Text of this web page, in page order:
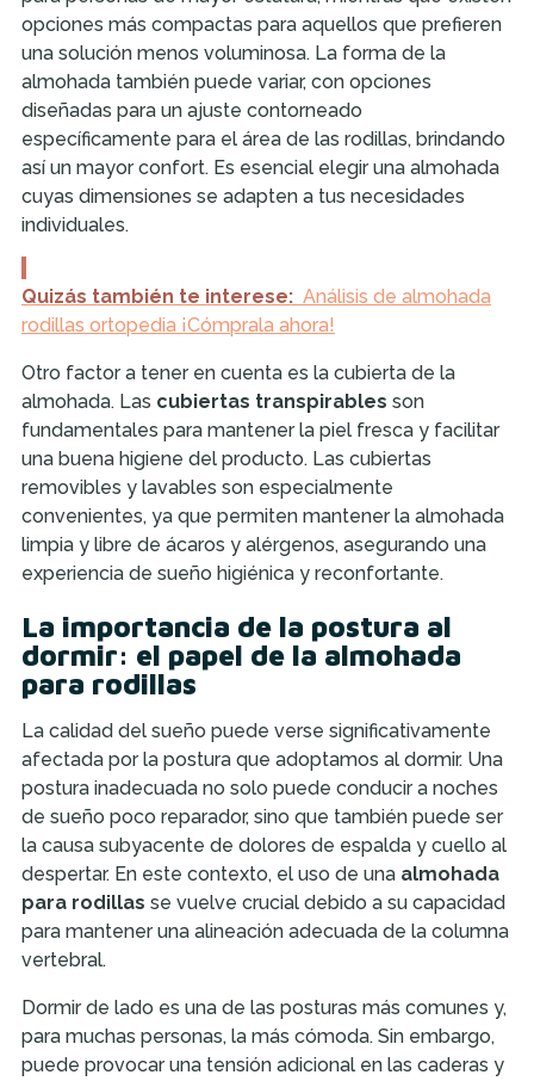
opciones más compactas para aquellos que prefieren
una solución menos voluminosa. La forma de la
almohada también puede variar, con opciones
diseñadas para un ajuste contorneado
específicamente para el área de las rodillas, brindando
así un mayor confort. Es esencial elegir una almohada
cuyas dimensiones se adapten a tus necesidades
individuales.
Quizás también te interese: Análisis de almohada
rodillas ortopedia ¡Cómprala ahora!
Otro factor a tener en cuenta es la cubierta de la
almohada. Las cubiertas transpirables son
fundamentales para mantener la piel fresca y facilitar
una buena higiene del producto. Las cubiertas
removibles y lavables son especialmente
convenientes, ya que permiten mantener la almohada
limpia y libre de ácaros y alérgenos, asegurando una
experiencia de sueño higiénica y reconfortante.
La importancia de la postura al
dormir: el papel de la almohada
para rodillas
La calidad del sueño puede verse significativamente
afectada por la postura que adoptamos al dormir. Una
postura inadecuada no solo puede conducir a noches
de sueño poco reparador, sino que también puede ser
la causa subyacente de dolores de espalda y cuello al
despertar. En este contexto, el uso de una almohada
para rodillas se vuelve crucial debido a su capacidad
para mantener una alineación adecuada de la columna
vertebral.
Dormir de lado es una de las posturas más comunes y,
para muchas personas, la más cómoda. Sin embargo,
puede provocar una tensión adicional en las caderas y